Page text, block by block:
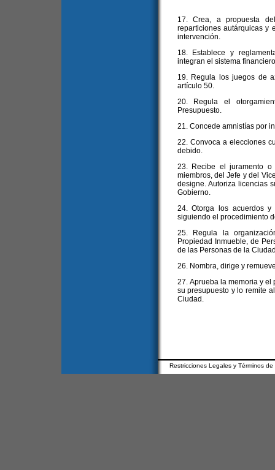
17. Crea, a propuesta
reparticiones autárquicas y
intervención.
18. Establece y
integran el sistema
19. Regula los juegos de
artículo 50.
20. Regula el
Presupuesto.
21. Concede amnistías por
22. Convoca a elecciones
debido.
23. Recibe el juramento
miembros, del Jefe y del
designe. Autoriza licencias
Gobierno.
24. Otorga los acuerdos y
siguiendo el procedimiento
25. Regula la
Propiedad Inmueble, de
de las Personas de la
26. Nombra, dirige y
27. Aprueba la memoria y
su presupuesto y lo remite
Ciudad.
Restricciones Legales y Términos de